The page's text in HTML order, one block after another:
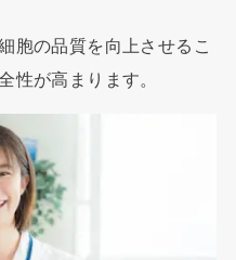
胞の品質を向上させるこ
性が高まります。